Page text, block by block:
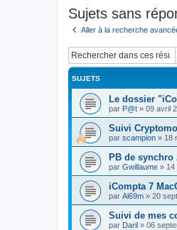
Sujets sans
Aller à la recherche
SUJETS
Le dossier
par P@t » 09 avril
Suivi
par scampion » 18
PB de synchro
par Gwillaume » 14
iCompta 7
par Al69m » 20
Suivi de mes
par Daril » 06